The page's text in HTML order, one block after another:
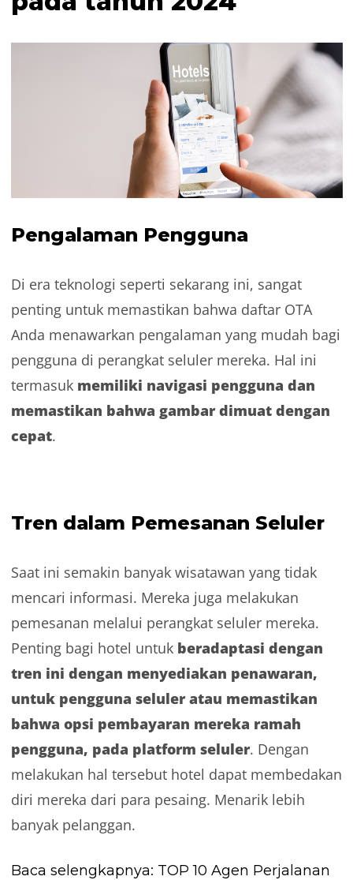
Pengalaman Pengguna
Di era teknologi seperti sekarang ini, sangat
penting untuk memastikan bahwa daftar OTA
Anda menawarkan pengalaman yang mudah bagi
pengguna di perangkat seluler mereka. Hal ini
termasukmemiliki navigasi pengguna dan
memastikan bahwa gambar dimuat dengan
cepat.
Tren dalam Pemesanan Seluler
Saat ini semakin banyak wisatawan yang tidak
mencari informasi. Mereka juga melakukan
pemesanan melalui perangkat seluler mereka.
Penting bagi hotel untuk beradaptasi dengan
tren ini dengan menyediakan penawaran,
untuk pengguna seluler atau memastikan
bahwa opsi pembayaran mereka ramah
pengguna, pada platform seluler. Dengan
melakukan hal tersebut hotel dapat membedakan
diri mereka dari para pesaing. Menarik lebih
banyak pelanggan.
Baca selengkapnya: TOP 10 Agen Perjalanan